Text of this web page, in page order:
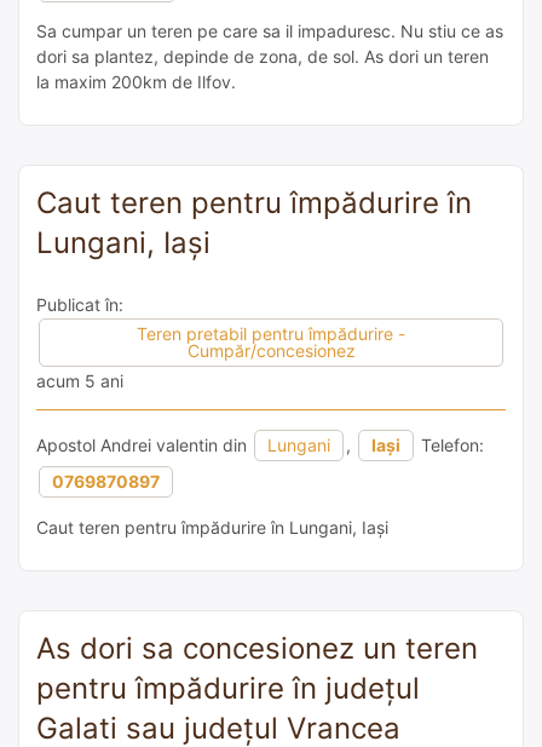
Sa cumpar un teren pe care sa il impaduresc. Nu stiu ce as
dori sa plantez, depinde de zona, de sol. As dori un teren
la maxim 200km de Ilfov.
Caut teren pentru împădurire în
Lungani, Iași
Publicat în:
Teren pretabil pentru împădurire -
Cumpăr/concesionez
acum 5 ani
Apostol Andrei valentin din Lungani , Iași
Telefon:
0769870897
Caut teren pentru împădurire în Lungani, Iași
As dori sa concesionez un teren
pentru împădurire în județul
Galati sau județul Vrancea